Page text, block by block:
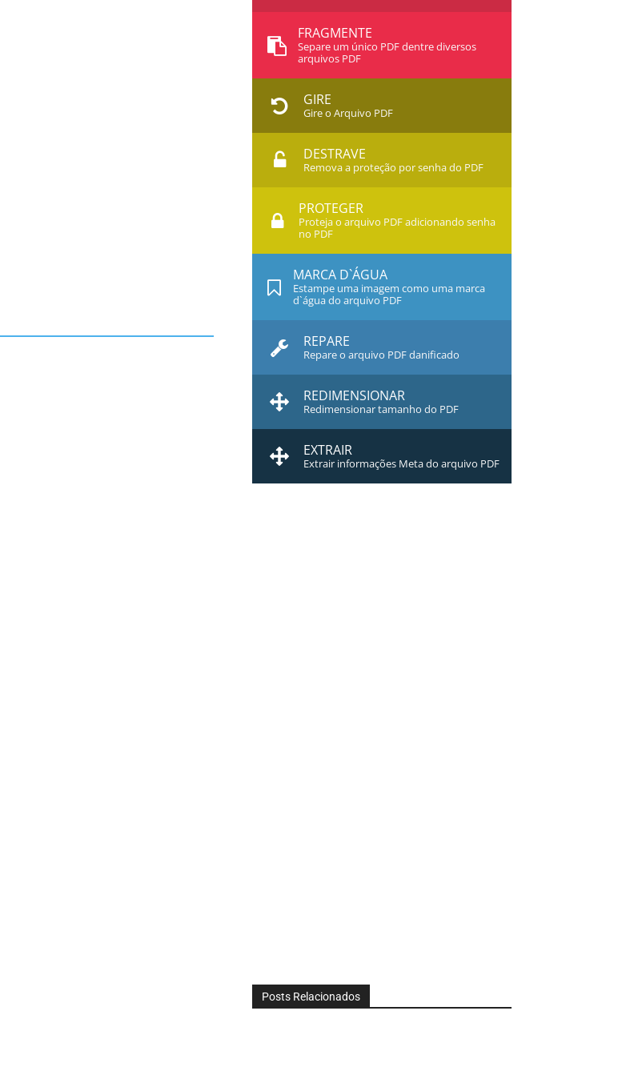
FRAGMENTE
Separe um único PDF dentre diversos
arquivos PDF
GIRE
Gire o Arquivo PDF
DESTRAVE
Remova a proteção por senha do PDF
PROTEGER
Proteja o arquivo PDF adicionando senha
no PDF
MARCA D`ÁGUA
Estampe uma imagem como uma marca
d`água do arquivo PDF
REPARE
Repare o arquivo PDF danificado
REDIMENSIONAR
Redimensionar tamanho do PDF
EXTRAIR
Extrair informações Meta do arquivo PDF
Posts Relacionados